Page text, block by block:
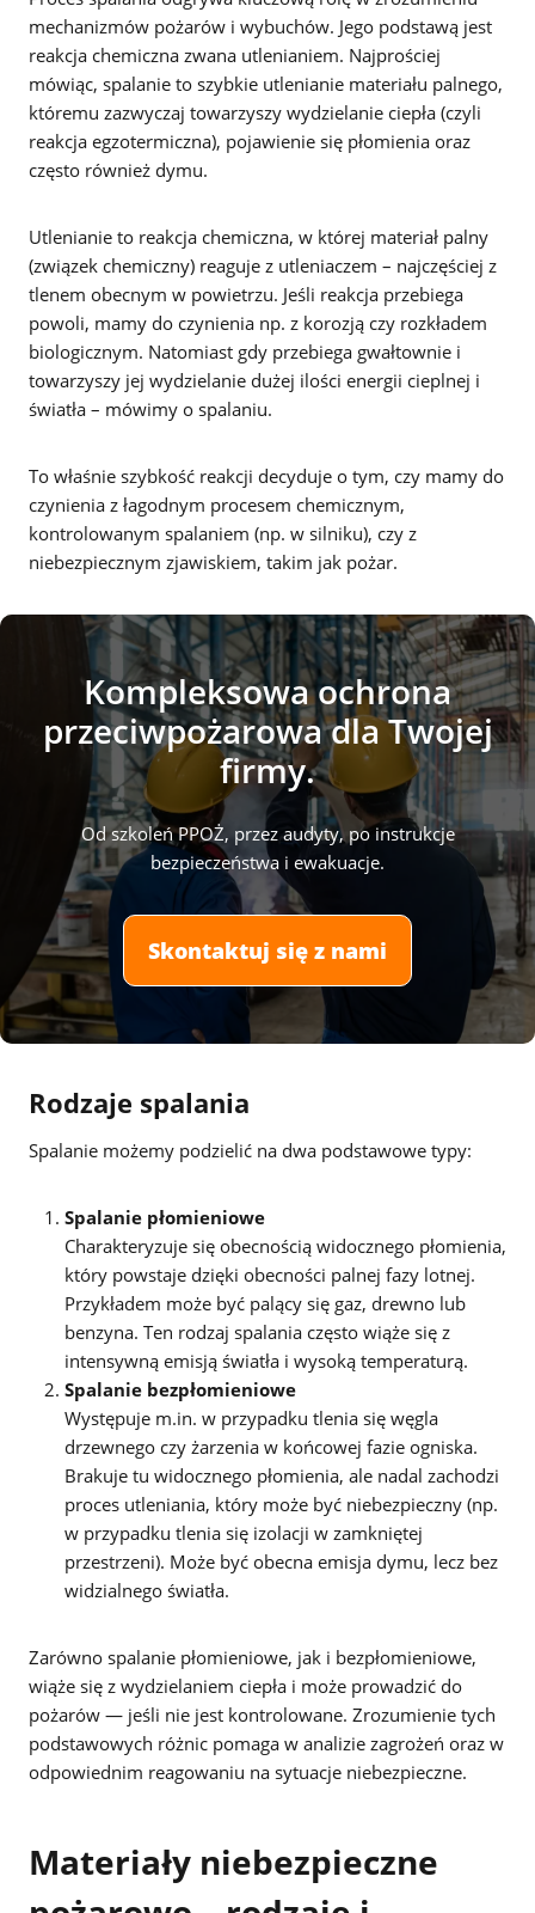
mechanizmów pożarów i wybuchów. Jego podstawą jest
reakcja chemiczna zwana utlenianiem. Najprościej
mówiąc, spalanie to szybkie utlenianie materiału palnego,
któremu zazwyczaj towarzyszy wydzielanie ciepła (czyli
reakcja egzotermiczna), pojawienie się płomienia oraz
często również dymu.
Utlenianie to reakcja chemiczna, w której materiał palny
(związek chemiczny) reaguje z utleniaczem – najczęściej z
tlenem obecnym w powietrzu. Jeśli reakcja przebiega
powoli, mamy do czynienia np. z korozją czy rozkładem
biologicznym. Natomiast gdy przebiega gwałtownie i
towarzyszy jej wydzielanie dużej ilości energii cieplnej i
światła – mówimy o spalaniu.
To właśnie szybkość reakcji decyduje o tym, czy mamy do
czynienia z łagodnym procesem chemicznym,
kontrolowanym spalaniem (np. w silniku), czy z
niebezpiecznym zjawiskiem, takim jak pożar.
Kompleksowa ochrona
przeciwpożarowa dla Twojej
firmy.
Od szkoleń PPOŻ, przez audyty, po instrukcje
bezpieczeństwa i ewakuacje.
Skontaktuj się z nami
Rodzaje spalania
Spalanie możemy podzielić na dwa podstawowe typy:
Spalanie płomieniowe
Charakteryzuje się obecnością widocznego płomienia,
który powstaje dzięki obecności palnej fazy lotnej.
Przykładem może być palący się gaz, drewno lub
benzyna. Ten rodzaj spalania często wiąże się z
intensywną emisją światła i wysoką temperaturą.
Spalanie bezpłomieniowe
Występuje m.in. w przypadku tlenia się węgla
drzewnego czy żarzenia w końcowej fazie ogniska.
Brakuje tu widocznego płomienia, ale nadal zachodzi
proces utleniania, który może być niebezpieczny (np.
w przypadku tlenia się izolacji w zamkniętej
przestrzeni). Może być obecna emisja dymu, lecz bez
widzialnego światła.
Zarówno spalanie płomieniowe, jak i bezpłomieniowe,
wiąże się z wydzielaniem ciepła i może prowadzić do
pożarów — jeśli nie jest kontrolowane. Zrozumienie tych
podstawowych różnic pomaga w analizie zagrożeń oraz w
odpowiednim reagowaniu na sytuacje niebezpieczne.
Materiały niebezpieczne